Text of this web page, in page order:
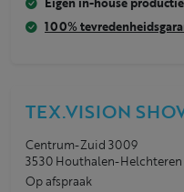
100%
TEX.VISION
Centrum-Zuid 3009
3530 Houthalen-Helchteren
Op afspraak